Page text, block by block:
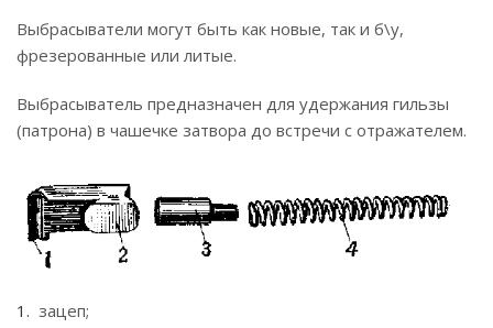
Выбрасыватели могут быть как новые, так и б\у,
фрезерованные или литые.
Выбрасыватель предназначен для удержания гильзы
(патрона) в чашечке затвора до встречи с отражателем.
зацеп;